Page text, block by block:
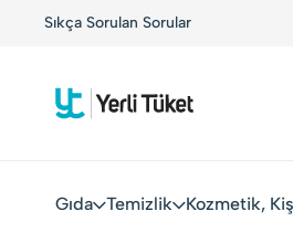
Sıkça Sorulan SorularYerli Tüketiciler,
Gıda Temizlik Kozmetik,